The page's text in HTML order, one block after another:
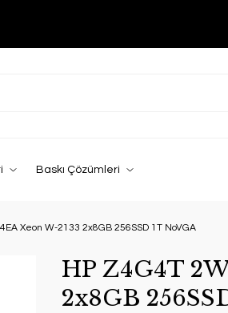
Baskı Çözümleri
Xeon W-2133 2x8GB 256SSD 1T NoVGA
HP Z4G4T
2x8GB